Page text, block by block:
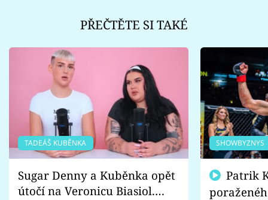
PŘEČTĚTE SI TAKÉ
TADEÁŠ KUBĚNKA
Sugar Denny a Kuběnka opět
útočí na Veronicu Biasiol.
SHOWBYZNYS